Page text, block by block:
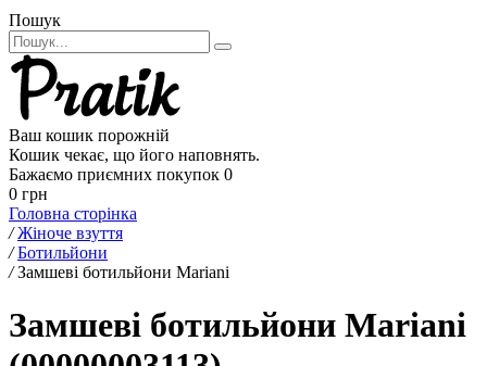
Пошук
Ваш кошик порожній
Кошик чекає, що його наповнять.
Бажаємо приємних покупок 0
0 грн
Головна сторінка
/ Жіноче взуття
/ Ботильйони
/ Замшеві ботильйони Mariani
Замшеві ботильйони Mariani